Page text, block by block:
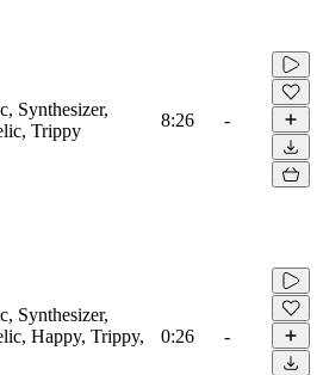
Synthesizer,
Trippy
8:26 -
Synthesizer,
Happy, Trippy,
0:26 -